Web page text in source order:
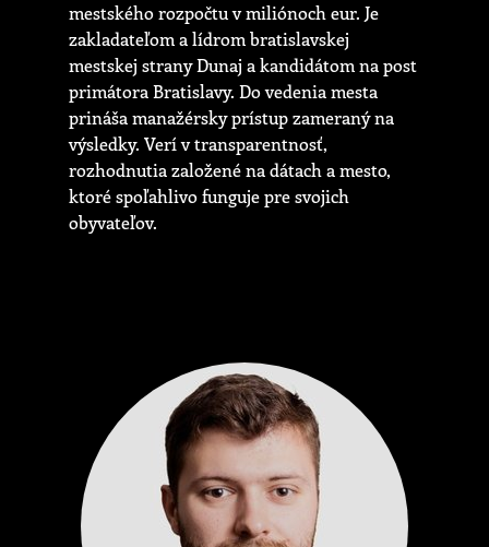
mestského rozpočtu v miliónoch eur. Je
zakladateľom a lídrom bratislavskej
mestskej strany Dunaj a kandidátom na post
primátora Bratislavy. Do vedenia mesta
prináša manažérsky prístup zameraný na
výsledky. Verí v transparentnosť,
rozhodnutia založené na dátach a mesto,
ktoré spoľahlivo funguje pre svojich
obyvateľov.